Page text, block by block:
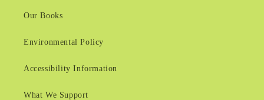
Our Books
Environmental Policy
Accessibility Information
What We Support